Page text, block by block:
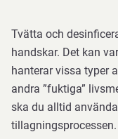
Tvätta och
handskar. Det kan
hanterar vissa typer
andra ”fuktiga”
ska du alltid
tillagningsprocessen.